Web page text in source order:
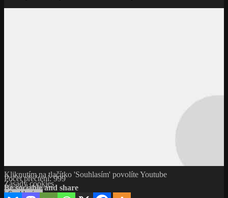
Kliknutím na tlačítko 'Souhlasím' povolíte Youtube
Zásady cookies
Souhlasím
Počet přečtení: 999
Be sociable and share